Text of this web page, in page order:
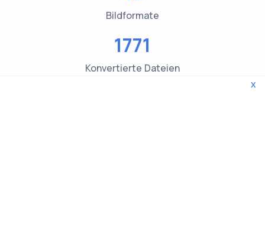
Bildformate
1771
Konvertierte Dateien
x